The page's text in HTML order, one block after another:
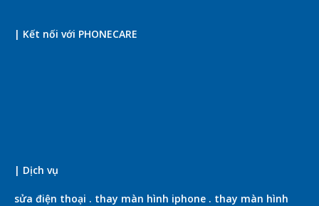
| Kết nối với PHONECARE
| Dịch vụ
sửa điện thoại . thay màn hình iphone . thay màn hình